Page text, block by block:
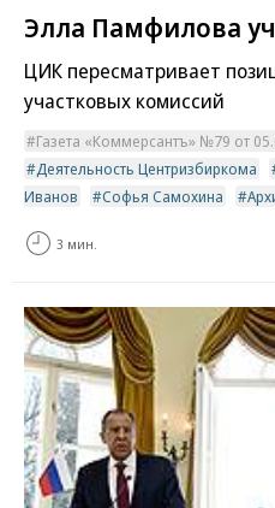
Элла Памфилова
ЦИК пересматривает
участковых комиссий
Газета «Коммерсантъ» №79 от
Деятельность Центризбиркома
Иванов
Софья Самохина
3 мин.